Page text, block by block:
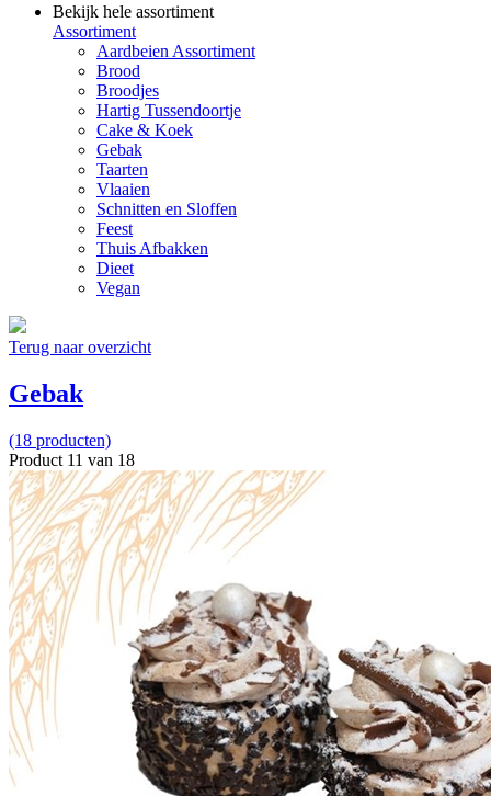
Bekijk hele assortiment
Assortiment
Aardbeien Assortiment
Brood
Broodjes
Hartig Tussendoortje
Cake & Koek
Gebak
Taarten
Vlaaien
Schnitten en Sloffen
Feest
Thuis Afbakken
Dieet
Vegan
Terug naar overzicht
Gebak
(18 producten)
Product 11 van 18